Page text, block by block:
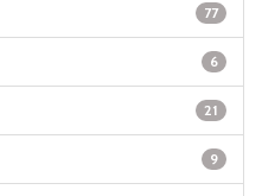
77
6
21
9